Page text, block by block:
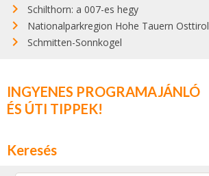
Schilthorn: a 007-es hegy
Nationalparkregion Hohe Tauern Osttirol
Schmitten-Sonnkogel
INGYENES PROGRAMAJÁNLÓ
ÉS ÚTI TIPPEK!
Keresés